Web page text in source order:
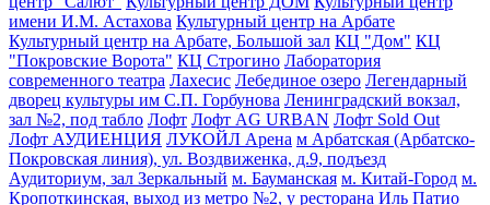
имени И.М. Астахова Культурный центр на Арбате
Культурный центр на Арбате, Большой зал КЦ "Дом" КЦ
"Покровские Ворота" КЦ Строгино Лаборатория
современного театра Лахесис Лебединое озеро Легендарный
дворец культуры им С.П. Горбунова Ленинградский вокзал,
зал №2, под табло Лофт Лофт AG URBAN Лофт Sold Out
Лофт АУДИЕНЦИЯ ЛУКОЙЛ Арена м Арбатская (Арбатско-
Покровская линия), ул. Воздвиженка, д.9, подъезд
Аудиториум, зал Зеркальный м. Бауманская м. Китай-Город м.
Кропоткинская, выход из метро №2, у ресторана Иль Патио